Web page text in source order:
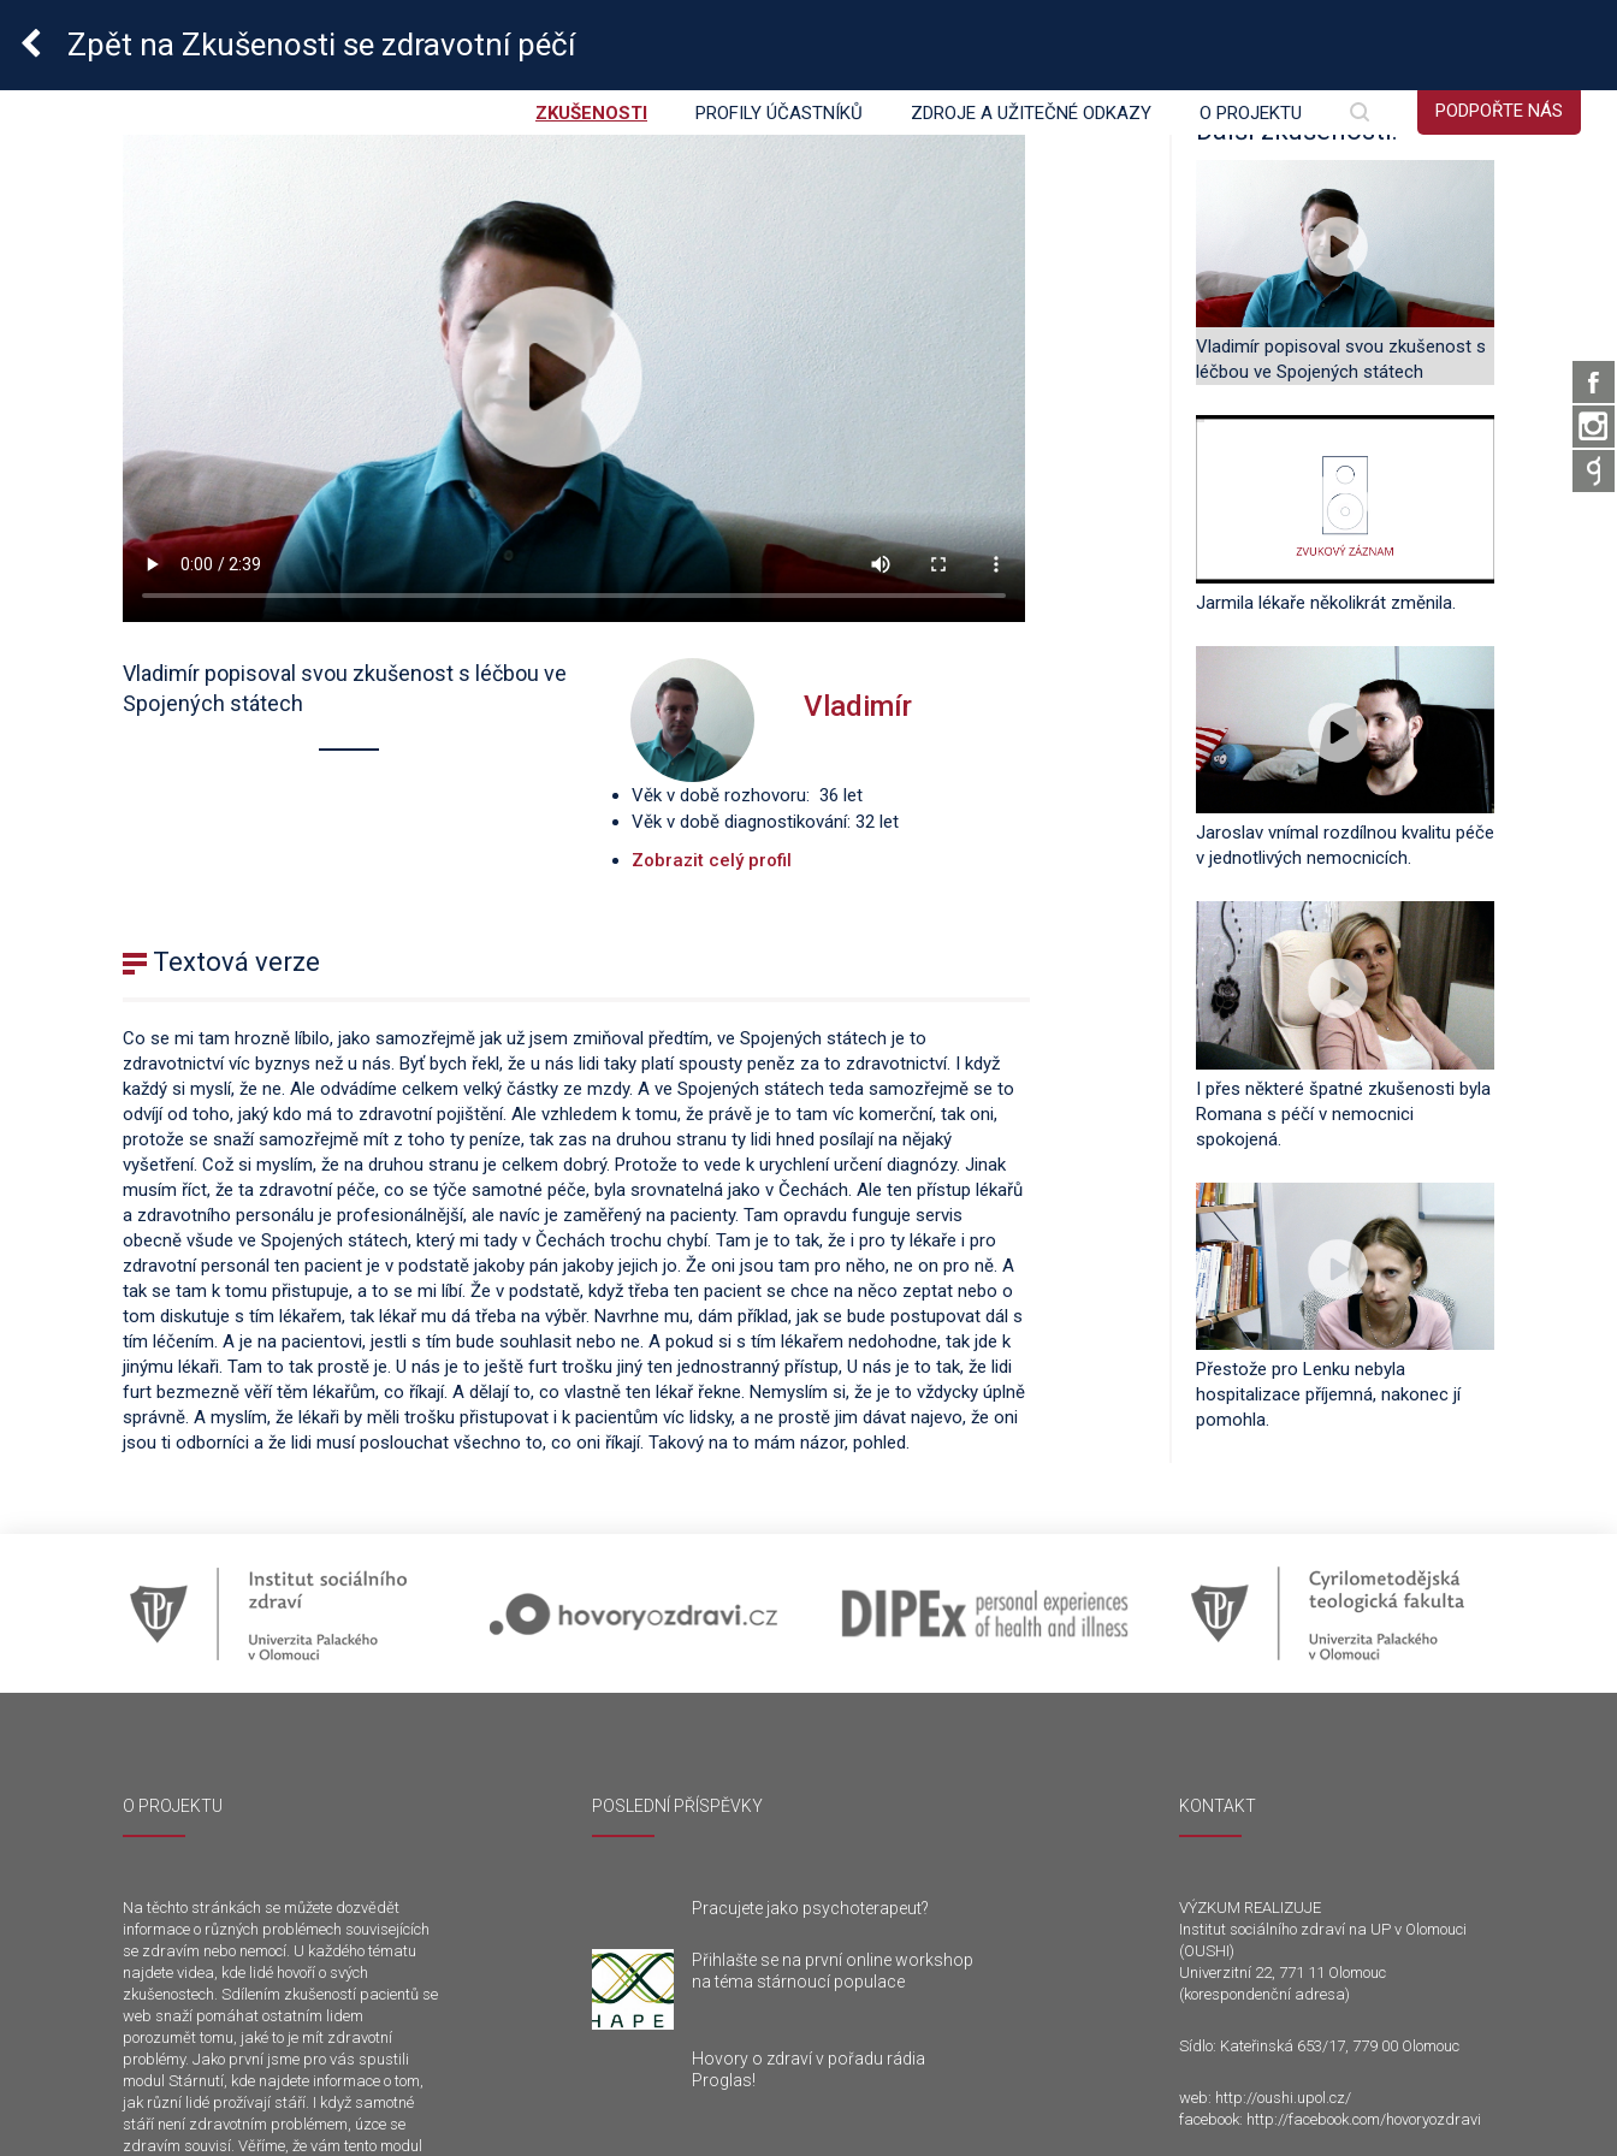
Crohnova nemoc a ulcerózní kolitida – IBD
PODPOŘTE NÁS
ZKUŠENOSTI PROFILY ÚČASTNÍKŮ ZDROJE A UŽITEČNÉ ODKAZY O PROJEKTU
Zpět na Zkušenosti se zdravotní péčí
Vladimír popisoval svou zkušenost s léčbou ve
Spojených státech
Vladimír
Věk v době rozhovoru: 36 let
Věk v době diagnostikování: 32 let
Zobrazit celý profil
Textová verze
Co se mi tam hrozně líbilo, jako samozřejmě jak už jsem zmiňoval předtím, ve Spojených státech je to
zdravotnictví víc byznys než u nás. Byť bych řekl, že u nás lidi taky platí spousty peněz za to zdravotnictví. I když
každý si myslí, že ne. Ale odvádíme celkem velký částky ze mzdy. A ve Spojených státech teda samozřejmě se to
odvíjí od toho, jaký kdo má to zdravotní pojištění. Ale vzhledem k tomu, že právě je to tam víc komerční, tak oni,
protože se snaží samozřejmě mít z toho ty peníze, tak zas na druhou stranu ty lidi hned posílají na nějaký
vyšetření. Což si myslím, že na druhou stranu je celkem dobrý. Protože to vede k urychlení určení diagnózy. Jinak
musím říct, že ta zdravotní péče, co se týče samotné péče, byla srovnatelná jako v Čechách. Ale ten přístup lékařů
a zdravotního personálu je profesionálnější, ale navíc je zaměřený na pacienty. Tam opravdu funguje servis
obecně všude ve Spojených státech, který mi tady v Čechách trochu chybí. Tam je to tak, že i pro ty lékaře i pro
zdravotní personál ten pacient je v podstatě jakoby pán jakoby jejich jo. Že oni jsou tam pro něho, ne on pro ně. A
tak se tam k tomu přistupuje, a to se mi líbí. Že v podstatě, když třeba ten pacient se chce na něco zeptat nebo o
tom diskutuje s tím lékařem, tak lékař mu dá třeba na výběr. Navrhne mu, dám příklad, jak se bude postupovat dál s
tím léčením. A je na pacientovi, jestli s tím bude souhlasit nebo ne. A pokud si s tím lékařem nedohodne, tak jde k
jinýmu lékaři. Tam to tak prostě je. U nás je to ještě furt trošku jiný ten jednostranný přístup, U nás je to tak, že lidi
furt bezmezně věří těm lékařům, co říkají. A dělají to, co vlastně ten lékař řekne. Nemyslím si, že je to vždycky úplně
správně. A myslím, že lékaři by měli trošku přistupovat i k pacientům víc lidsky, a ne prostě jim dávat najevo, že oni
jsou ti odborníci a že lidi musí poslouchat všechno to, co oni říkají. Takový na to mám názor, pohled.
Další zkušenosti:
Vladimír popisoval svou zkušenost s
léčbou ve Spojených státech
Jarmila lékaře několikrát změnila.
Jaroslav vnímal rozdílnou kvalitu péče
v jednotlivých nemocnicích.
I přes některé špatné zkušenosti byla
Romana s péčí v nemocnici
spokojená.
Přestože pro Lenku nebyla
hospitalizace příjemná, nakonec jí
pomohla.
O PROJEKTU
Na těchto stránkách se můžete dozvědět
informace o různých problémech souvisejících
se zdravím nebo nemocí. U každého tématu
najdete videa, kde lidé hovoří o svých
zkušenostech. Sdílením zkušeností pacientů se
web snaží pomáhat ostatním lidem
porozumět tomu, jaké to je mít zdravotní
problémy. Jako první jsme pro vás spustili
modul Stárnutí, kde najdete informace o tom,
jak různí lidé prožívají stáří. I když samotné
stáří není zdravotním problémem, úzce se
zdravím souvisí. Věříme, že vám tento modul
POSLEDNÍ PŘÍSPĚVKY
Pracujete jako psychoterapeut?
Přihlašte se na první online workshop
na téma stárnoucí populace
Hovory o zdraví v pořadu rádia
Proglas!
KONTAKT
VÝZKUM REALIZUJE
Institut sociálního zdraví na UP v Olomouci
(OUSHI)
Univerzitní 22, 771 11 Olomouc
(korespondenční adresa)
Sídlo: Kateřinská 653/17, 779 00 Olomouc
web: http://oushi.upol.cz/
facebook: http://facebook.com/hovoryozdravi